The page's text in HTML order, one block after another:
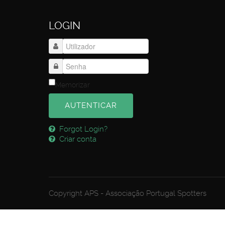
LOGIN
Memorizar
AUTENTICAR
Forgot Login?
Criar conta
Copyright APS - Associação Portugal Spotters